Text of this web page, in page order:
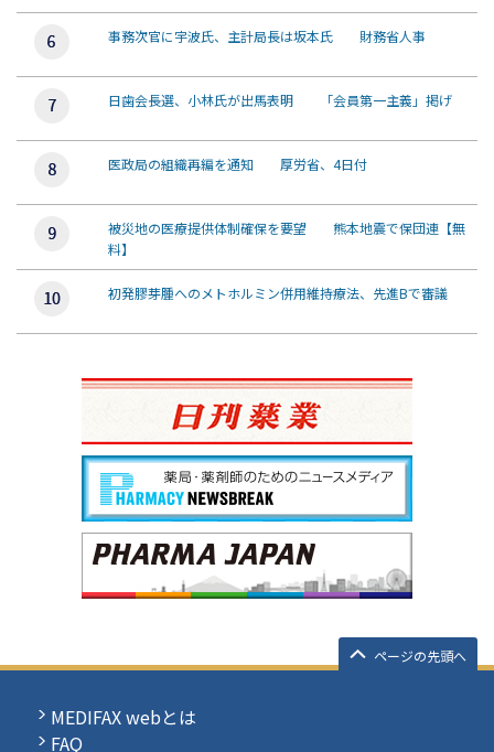
事務次官に宇波氏、主計局長は坂本氏 財務省人事
日歯会長選、小林氏が出馬表明 「会員第一主義」掲げ
医政局の組織再編を通知 厚労省、4日付
被災地の医療提供体制確保を要望 熊本地震で保団連【無
料】
初発膠芽腫へのメトホルミン併用維持療法、先進Bで審議
ページの先頭へ
MEDIFAX webとは
FAQ